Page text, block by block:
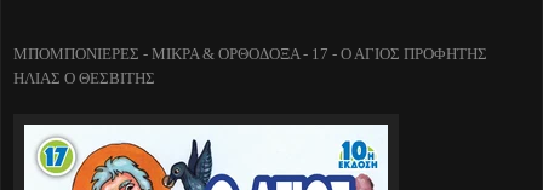
ΜΠΟΜΠΟΝΙΕΡΕΣ - ΜΙΚΡΑ & ΟΡΘΟΔΟΞΑ - 17 - Ο ΑΓΙΟΣ ΠΡΟΦΗΤΗΣ
ΗΛΙΑΣ Ο ΘΕΣΒΙΤΗΣ